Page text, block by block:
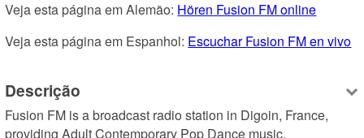
Veja esta página em Alemão: Hören Fusion FM online
Veja esta página em Espanhol: Escuchar Fusion FM en vivo
Descrição
Fusion FM is a broadcast radio station in Digoin, France,
providing Adult Contemporary Pop Dance music.